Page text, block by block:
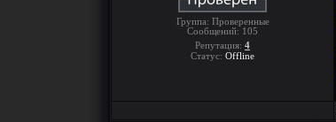
Группа: Проверенные
Сообщений: 105
Репутация: 4
Статус: Offline